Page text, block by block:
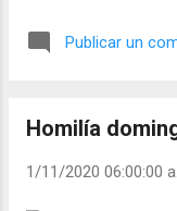
Leer
con
nuestro
el
Publicar un
Homilía
1/11/2020 06:00:00